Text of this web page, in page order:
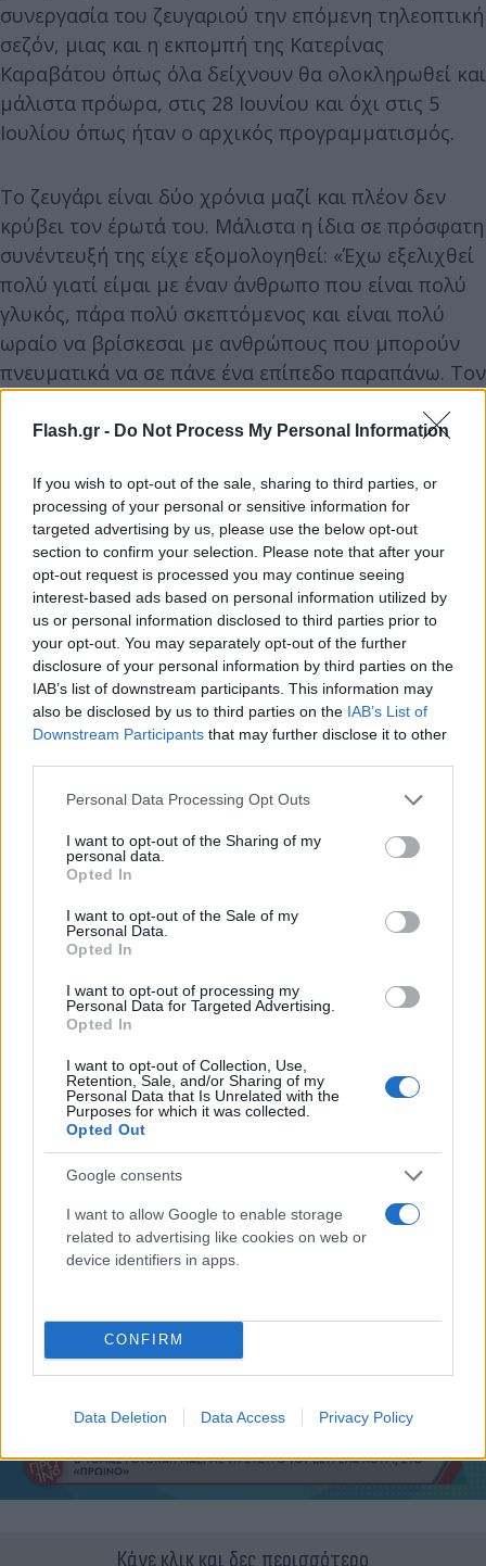
Flash.gr - Do Not Process My Personal Information
If you wish to opt-out of the sale, sharing to third parties, or
processing of your personal or sensitive information for
targeted advertising by us, please use the below opt-out
section to confirm your selection. Please note that after your
opt-out request is processed you may continue seeing
interest-based ads based on personal information utilized by
us or personal information disclosed to third parties prior to
your opt-out. You may separately opt-out of the further
disclosure of your personal information by third parties on the
IAB’s list of downstream participants. This information may
also be disclosed by us to third parties on the IAB’s List of
Downstream Participants that may further disclose it to other
Please note that this website/app uses one or more Google
not limited to your visit or usage behaviour. You may click to
grant or deny consent to Google and its third-party tags to
use your data for below specified purposes in below Google
consent section.
Personal Data Processing Opt Outs
I want to opt-out of the Sharing of my
personal data.
Opted In
I want to opt-out of the Sale of my
Personal Data.
Opted In
I want to opt-out of processing my
Personal Data for Targeted Advertising.
Opted In
I want to opt-out of Collection, Use,
Retention, Sale, and/or Sharing of my
Personal Data that Is Unrelated with the
Purposes for which it was collected.
Opted Out
Google consents
I want to allow Google to enable storage
related to advertising like cookies on web or
device identifiers in apps.
CONFIRM
Data Deletion Data Access Privacy Policy
συνεργασία του ζευγαριού την επόμενη τηλεοπτική
σεζόν, μιας και η εκπομπή της Κατερίνας
Καραβάτου όπως όλα δείχνουν θα ολοκληρωθεί και
μάλιστα πρόωρα, στις 28 Ιουνίου και όχι στις 5
Ιουλίου όπως ήταν ο αρχικός προγραμματισμός.
Το ζευγάρι είναι δύο χρόνια μαζί και πλέον δεν
κρύβει τον έρωτά του. Μάλιστα η ίδια σε πρόσφατη
συνέντευξή της είχε εξομολογηθεί: «Έχω εξελιχθεί
πολύ γιατί είμαι με έναν άνθρωπο που είναι πολύ
γλυκός, πάρα πολύ σκεπτόμενος και είναι πολύ
ωραίο να βρίσκεσαι με ανθρώπους που μπορούν
πνευματικά να σε πάνε ένα επίπεδο παραπάνω. Τον
συμβουλεύομαι γενικά στις σκέψεις που μπορεί να
έχω. Σε ό,τι μπορεί να με προβληματίζει ή να
γνώμη του για μένα».
Κάνε κλικ και δες περισσότερο